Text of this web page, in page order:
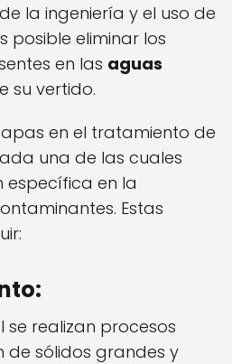
la ingeniería y el uso de
posible eliminar los
en las aguas
su vertido.
en el tratamiento de
una de las cuales
específica en la
Estas
se realizan procesos
de sólidos grandes y